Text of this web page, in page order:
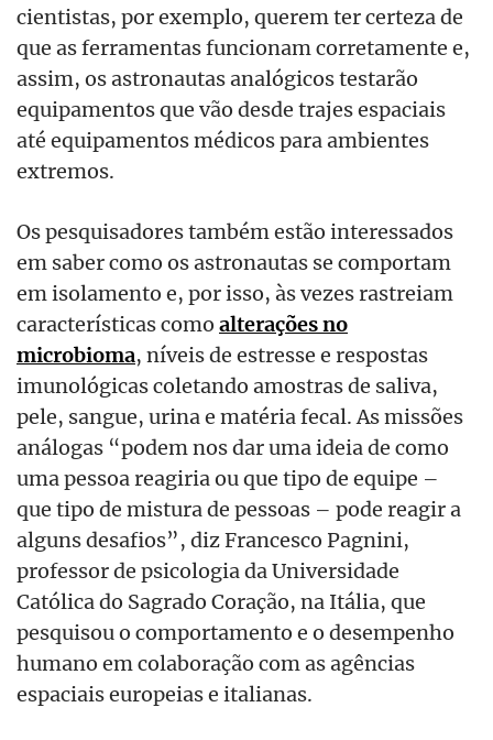
cientistas, por exemplo, querem ter certeza de
que as ferramentas funcionam corretamente e,
assim, os astronautas analógicos testarão
equipamentos que vão desde trajes espaciais
até equipamentos médicos para ambientes
extremos.
Os pesquisadores também estão interessados
em saber como os astronautas se comportam
em isolamento e, por isso, às vezes rastreiam
características como alterações no
microbioma, níveis de estresse e respostas
imunológicas coletando amostras de saliva,
pele, sangue, urina e matéria fecal. As missões
análogas “podem nos dar uma ideia de como
uma pessoa reagiria ou que tipo de equipe –
que tipo de mistura de pessoas – pode reagir a
alguns desafios”, diz Francesco Pagnini,
professor de psicologia da Universidade
Católica do Sagrado Coração, na Itália, que
pesquisou o comportamento e o desempenho
humano em colaboração com as agências
espaciais europeias e italianas.